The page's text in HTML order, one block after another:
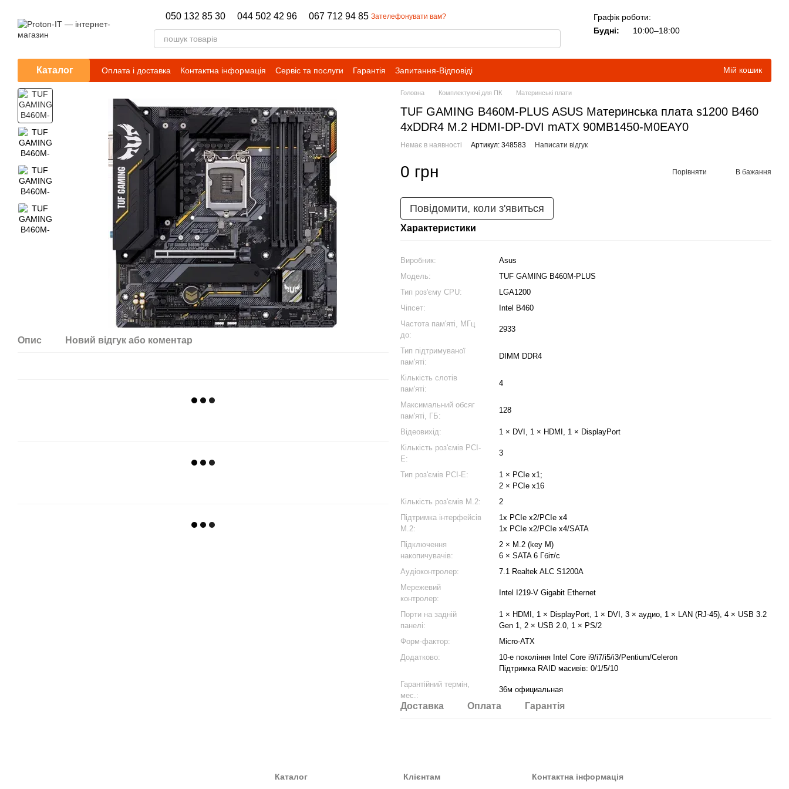
050 132 85 30 044 502 42 96 067 712 94 85 Зателефонувати вам?
Графік роботи:
Будні:
10:00–18:00
Каталог Оплата і доставка Контактна інформація Сервіс та послуги Гарантія Запитання-Відповіді Мій кошик
Опис Новий відгук або коментар
Головна Комплектуючі для ПК Материнські плати
TUF GAMING B460M-PLUS ASUS Материнcька плата s1200 B460
4xDDR4 M.2 HDMI-DP-DVI mATX 90MB1450-M0EAY0
Немає в наявності Артикул: 348583 Написати відгук
0 грн Порівняти В бажання
Повідомити, коли з'явиться
Характеристики
Виробник:
Asus
Модель:
TUF GAMING B460M-PLUS
Тип роз'єму CPU:
LGA1200
Чіпсет:
Intel B460
Частота пам'яті, МГц
до:
2933
Тип підтримуваної
пам'яті:
DIMM DDR4
Кількість слотів
пам'яті:
4
Максимальний обсяг
пам'яті, ГБ:
128
Відеовихід:
1 × DVI, 1 × HDMI, 1 × DisplayPort
Кількість роз'ємів PCI-
E:
3
Тип роз'ємів PCI-E:
1 × PCIe x1;
2 × PCIe x16
Кількість роз'ємів M.2:
2
Підтримка інтерфейсів
M.2:
1x PCIe x2/PCIe x4
1x PCIe x2/PCIe x4/SATA
Підключення
накопичувачів:
2 × M.2 (key M)
6 × SATA 6 Гбіт/с
Аудіоконтролер:
7.1 Realtek ALC S1200A
Мережевий
контролер:
Intel I219-V Gigabit Ethernet
Порти на задній
панелі:
1 × HDMI, 1 × DisplayPort, 1 × DVI, 3 × аудио, 1 × LAN (RJ-45), 4 × USB 3.2
Gen 1, 2 × USB 2.0, 1 × PS/2
Форм-фактор:
Micro-ATX
Додатково:
10-е покоління Intel Core i9/i7/i5/i3/Pentium/Celeron
Підтримка RAID масивів: 0/1/5/10
Гарантійний термін,
мес.:
36м официальная
Доставка Оплата Гарантія
Каталог Клієнтам Контактна інформація